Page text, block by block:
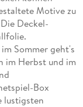
Motive zu
Deckel-
Sommer geht's
im Herbst und im
Box
lustigsten